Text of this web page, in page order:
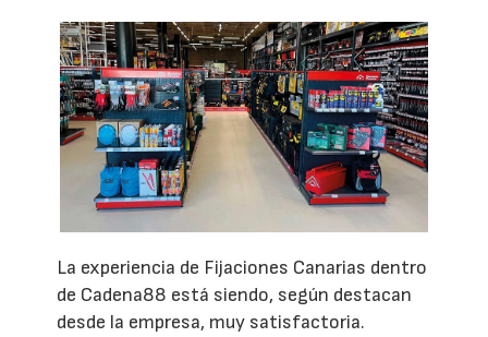
La experiencia de Fijaciones Canarias dentro
de Cadena88 está siendo, según destacan
desde la empresa, muy satisfactoria.